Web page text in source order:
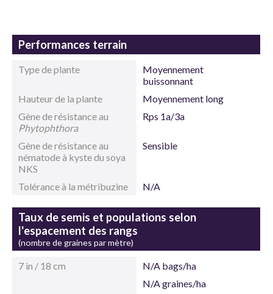
Performances terrain
Type de plante
Moyennement
buissonnant
Hauteur de la plante
Moyennement long
Gène de résistance au
Phytophthora
Rps 1a/3a
Gène de résistance au
nématode à kyste du soya
NKS
Sensible
Tolérance à la métribuzine N/A
Taux de semis et populations selon
l'espacement des rangs
(nombre de graines par mètre)
7 in / 18 cm
N/A bags/ha
N/A graines/ha